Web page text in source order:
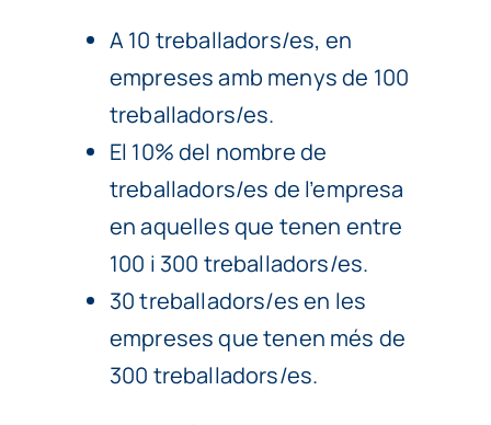
A 10 treballadors/es, en
empreses amb menys de 100
treballadors/es.
El 10% del nombre de
treballadors/es de l’empresa
en aquelles que tenen entre
100 i 300 treballadors/es.
30 treballadors/es en les
empreses que tenen més de
300 treballadors/es.